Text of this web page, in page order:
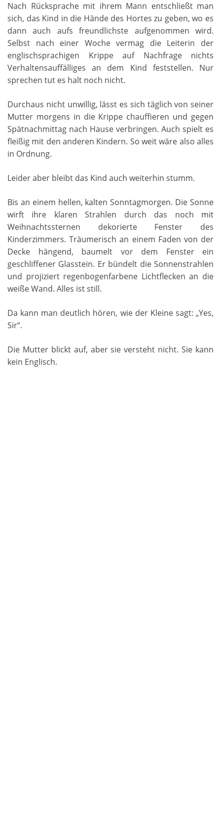
Nach Rücksprache mit ihrem Mann entschließt man
sich, das Kind in die Hände des Hortes zu geben, wo es
dann auch aufs freundlichste aufgenommen wird.
Selbst nach einer Woche vermag die Leiterin der
englischsprachigen Krippe auf Nachfrage nichts
Verhaltensauffälliges an dem Kind feststellen. Nur
sprechen tut es halt noch nicht.
Durchaus nicht unwillig, lässt es sich täglich von seiner
Mutter morgens in die Krippe chauffieren und gegen
Spätnachmittag nach Hause verbringen. Auch spielt es
fleißig mit den anderen Kindern. So weit wäre also alles
in Ordnung.
Leider aber bleibt das Kind auch weiterhin stumm.
Bis an einem hellen, kalten Sonntagmorgen. Die Sonne
wirft ihre klaren Strahlen durch das noch mit
Weihnachtssternen dekorierte Fenster des
Kinderzimmers. Träumerisch an einem Faden von der
Decke hängend, baumelt vor dem Fenster ein
geschliffener Glasstein. Er bündelt die Sonnenstrahlen
und projiziert regenbogenfarbene Lichtflecken an die
weiße Wand. Alles ist still.
Da kann man deutlich hören, wie der Kleine sagt: „Yes,
Sir“.
Die Mutter blickt auf, aber sie versteht nicht. Sie kann
kein Englisch.